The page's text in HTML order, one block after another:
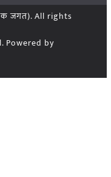
जगत). All rights
Powered by